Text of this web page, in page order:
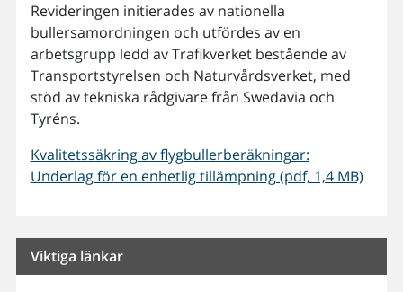
Revideringen initierades av nationella
bullersamordningen och utfördes av en
arbetsgrupp ledd av Trafikverket bestående av
Transportstyrelsen och Naturvårdsverket, med
stöd av tekniska rådgivare från Swedavia och
Tyréns.
Kvalitetssäkring av flygbullerberäkningar:
Underlag för en enhetlig tillämpning (pdf, 1,4 MB)
Viktiga länkar